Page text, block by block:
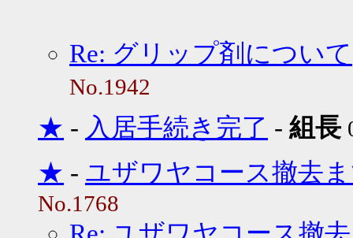
Re: グリップ剤について
No.1942
★ - 入居手続き完了 - 組長
★ - ユザワヤコース撤去
No.1768